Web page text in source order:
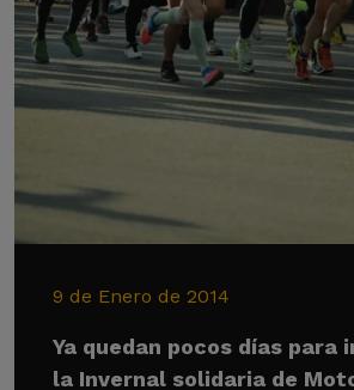
9 de Enero de 2014
Ya quedan pocos días para
la Invernal solidaria de